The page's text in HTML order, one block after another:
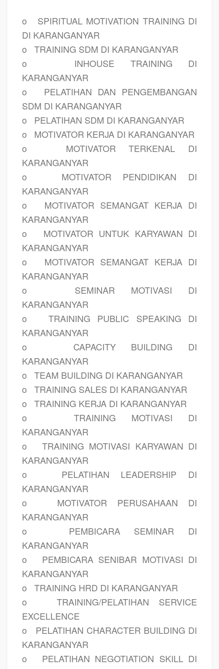
o
SPIRITUAL MOTIVATION TRAINING DI
DI KARANGANYAR
o
TRAINING SDM DI KARANGANYAR
o
INHOUSE TRAINING DI
KARANGANYAR
o
PELATIHAN DAN PENGEMBANGAN
SDM DI KARANGANYAR
o
PELATIHAN SDM DI KARANGANYAR
o
MOTIVATOR KERJA DI KARANGANYAR
o
MOTIVATOR TERKENAL DI
KARANGANYAR
o
MOTIVATOR PENDIDIKAN DI
KARANGANYAR
o
MOTIVATOR SEMANGAT KERJA DI
KARANGANYAR
o
MOTIVATOR UNTUK KARYAWAN DI
KARANGANYAR
o
MOTIVATOR SEMANGAT KERJA DI
KARANGANYAR
o
SEMINAR MOTIVASI DI
KARANGANYAR
o
TRAINING PUBLIC SPEAKING DI
KARANGANYAR
o
CAPACITY BUILDING DI
KARANGANYAR
o
TEAM BUILDING DI KARANGANYAR
o
TRAINING SALES DI KARANGANYAR
o
TRAINING KERJA DI KARANGANYAR
o
TRAINING MOTIVASI DI
KARANGANYAR
o
TRAINING MOTIVASI KARYAWAN DI
KARANGANYAR
o
PELATIHAN LEADERSHIP DI
KARANGANYAR
o
MOTIVATOR PERUSAHAAN DI
KARANGANYAR
o
PEMBICARA SEMINAR DI
KARANGANYAR
o
PEMBICARA SENIBAR MOTIVASI DI
KARANGANYAR
o
TRAINING HRD DI KARANGANYAR
o
TRAINING/PELATIHAN SERVICE
EXCELLENCE
o
PELATIHAN CHARACTER BUILDING DI
KARANGANYAR
o
PELATIHAN NEGOTIATION SKILL DI